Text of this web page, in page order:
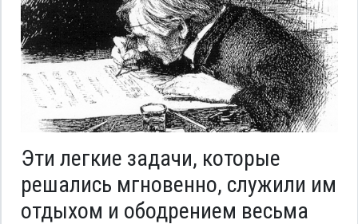
Эти легкие задачи, которые
решались мгновенно, служили им
отдыхом и ободрением весьма